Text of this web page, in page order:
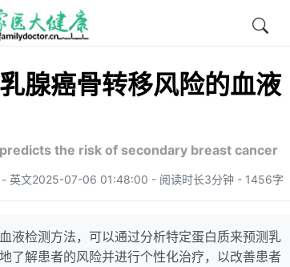
腺癌骨转移风险的血液
the risk of secondary breast cancer
英文2025-07-06 01:48:00 - 阅读时长3分钟 - 1456字
液检测方法，可以通过分析特定蛋白质来预测乳
了解患者的风险并进行个性化治疗，以改善患者